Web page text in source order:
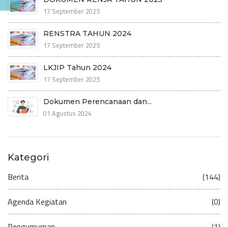
17 September 2025
RENSTRA TAHUN 2024
17 September 2025
LKJIP Tahun 2024
17 September 2025
Dokumen Perencanaan dan...
01 Agustus 2024
Kategori
Berita (144)
Agenda Kegiatan (0)